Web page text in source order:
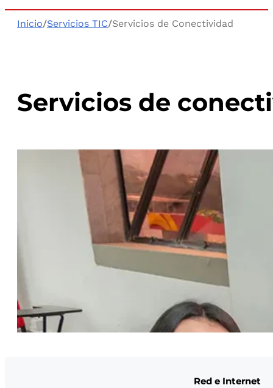
Inicio/Servicios TIC/Servicios de Conectividad
Servicios de
Red e Internet